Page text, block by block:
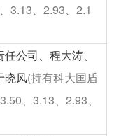
3.13、2.93、2.1
公司、程大涛、
晓风(持有科大国盾
、3.13、2.93、